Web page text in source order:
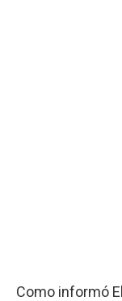
Como informó